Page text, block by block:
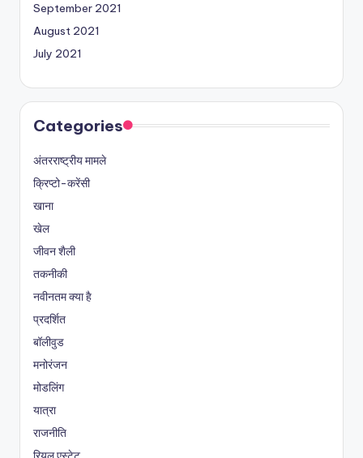
September 2021
August 2021
July 2021
Categories
अंतरराष्ट्रीय मामले
क्रिप्टो-करेंसी
खाना
खेल
जीवन शैली
तकनीकी
नवीनतम क्या है
प्रदर्शित
बॉलीवुड
मनोरंजन
मोडलिंग
यात्रा
राजनीति